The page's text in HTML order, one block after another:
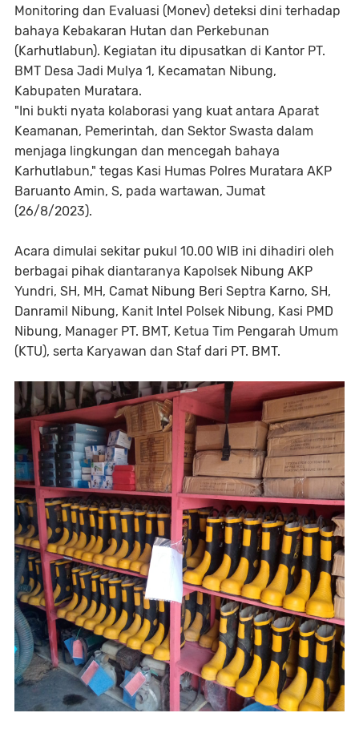
Monitoring dan Evaluasi (Monev) deteksi dini terhadap
bahaya Kebakaran Hutan dan Perkebunan
(Karhutlabun). Kegiatan itu dipusatkan di Kantor PT.
BMT Desa Jadi Mulya 1, Kecamatan Nibung,
Kabupaten Muratara.
"Ini bukti nyata kolaborasi yang kuat antara Aparat
Keamanan, Pemerintah, dan Sektor Swasta dalam
menjaga lingkungan dan mencegah bahaya
Karhutlabun," tegas Kasi Humas Polres Muratara AKP
Baruanto Amin, S, pada wartawan, Jumat
(26/8/2023).
Acara dimulai sekitar pukul 10.00 WIB ini dihadiri oleh
berbagai pihak diantaranya Kapolsek Nibung AKP
Yundri, SH, MH, Camat Nibung Beri Septra Karno, SH,
Danramil Nibung, Kanit Intel Polsek Nibung, Kasi PMD
Nibung, Manager PT. BMT, Ketua Tim Pengarah Umum
(KTU), serta Karyawan dan Staf dari PT. BMT.